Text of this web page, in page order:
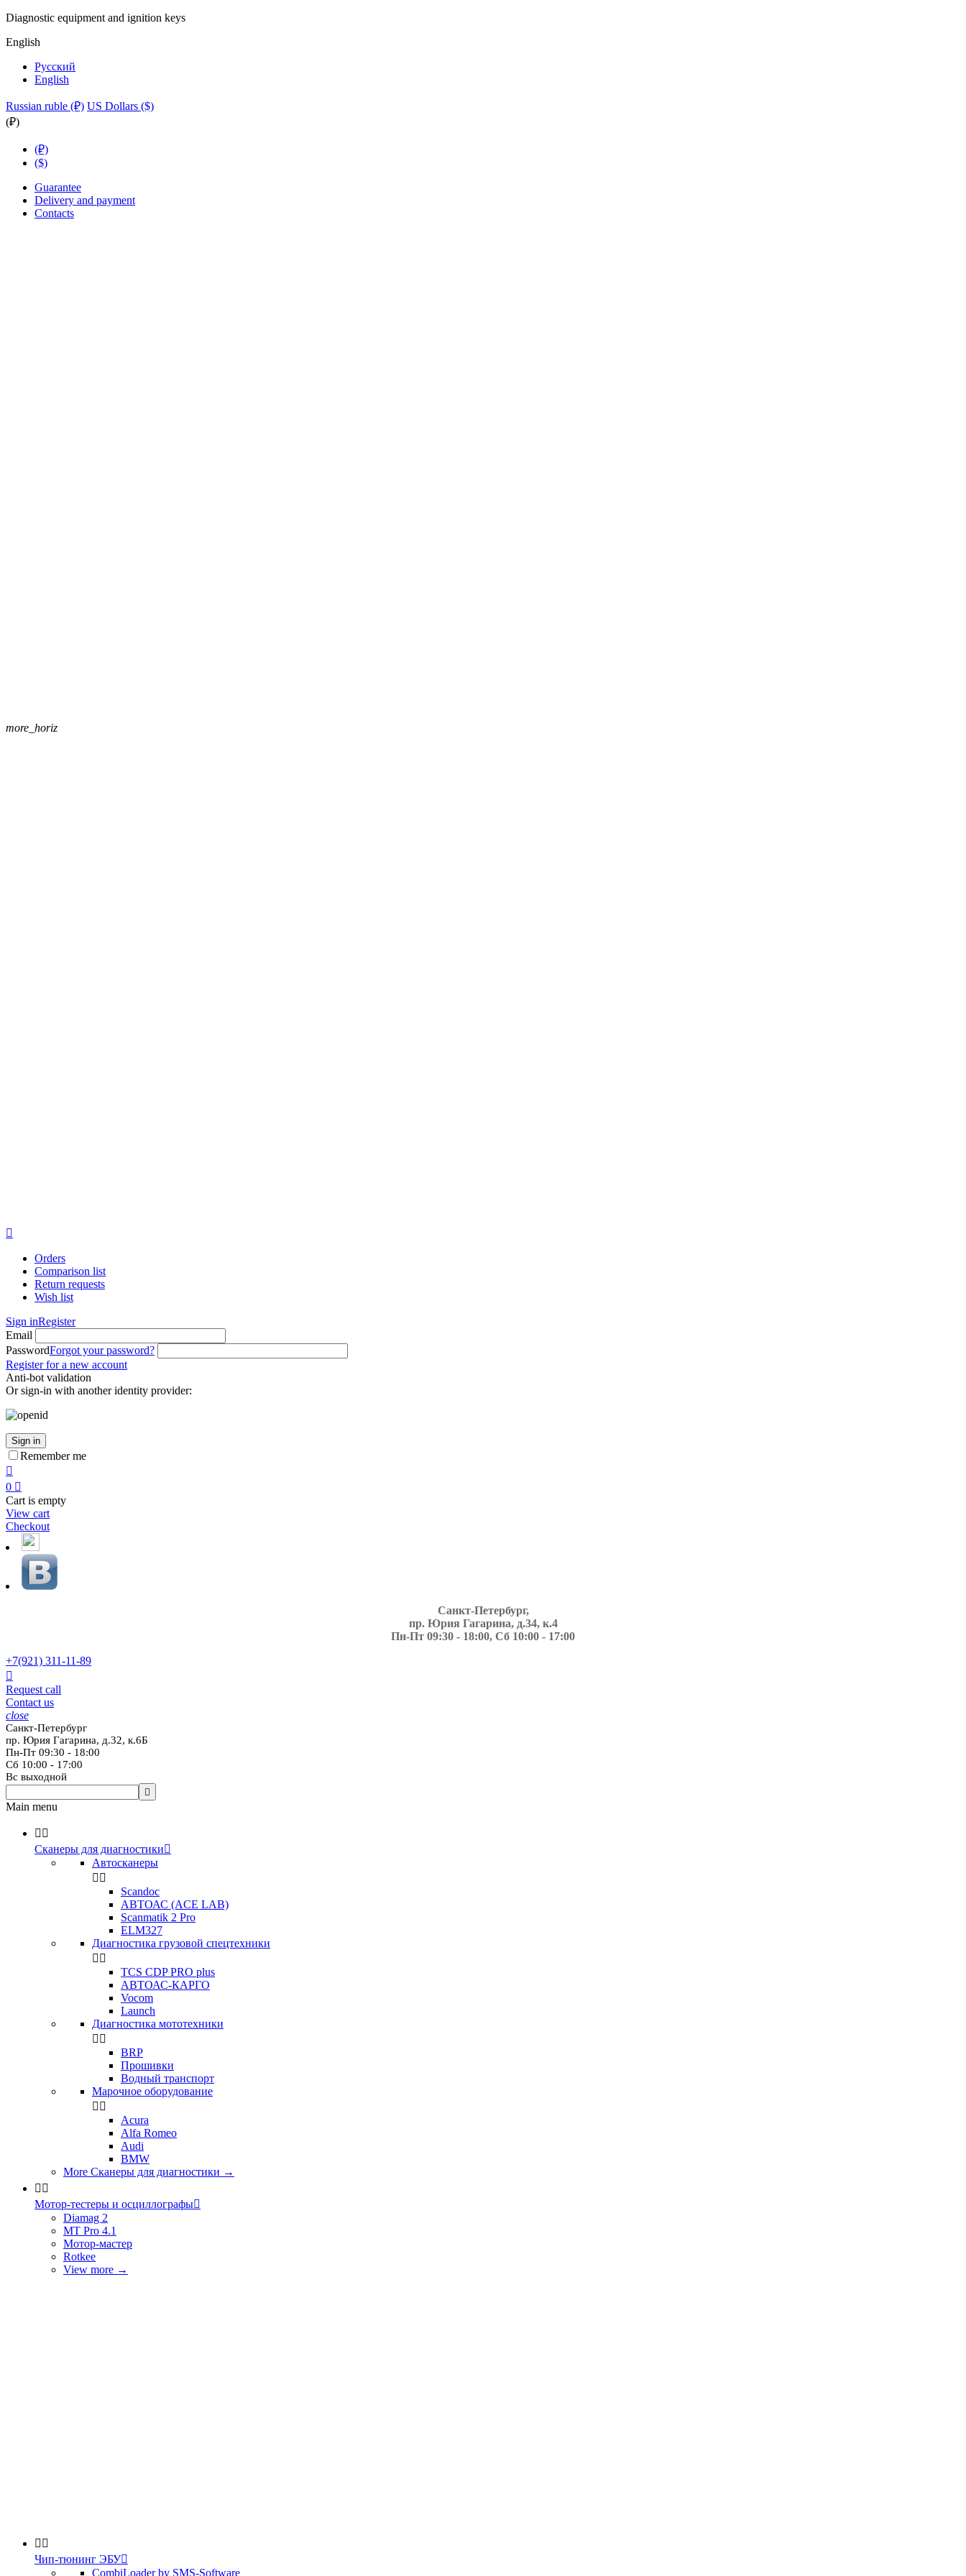
Diagnostic equipment and ignition keys
English
Русский
English
Russian ruble (₽) US Dollars ($)
(₽)
(₽)
($)
Guarantee
Delivery and payment
Contacts
more_horiz

Orders
Comparison list
Return requests
Wish list
Sign inRegister
Email
PasswordForgot your password?
Register for a new account
Anti-bot validation
Or sign-in with another identity provider:
Sign in
Remember me

0 
Cart is empty
View cart
Checkout
Санкт-Петербург,
пр. Юрия Гагарина, д.34, к.4
Пн-Пт 09:30 - 18:00, Сб 10:00 - 17:00
+7(921) 311-11-89

Request call
Contact us
close
Санкт-Петербург
пр. Юрия Гагарина, д.32, к.6Б
Пн-Пт 09:30 - 18:00
Сб 10:00 - 17:00
Вс выходной

Main menu
 
Сканеры для диагностики
Автосканеры
 
Scandoc
АВТОАС (ACE LAB)
Scanmatik 2 Pro
ELM327
Диагностика грузовой спецтехники
 
TCS CDP PRO plus
АВТОАС-КАРГО
Vocom
Launch
Диагностика мототехники
 
BRP
Прошивки
Водный транспорт
Марочное оборудование
 
Acura
Alfa Romeo
Audi
BMW
More Сканеры для диагностики →
 
Мотор-тестеры и осциллографы
Diamag 2
MT Pro 4.1
Мотор-мастер
Rotkee
View more →
 
Чип-тюнинг ЭБУ
CombiLoader by SMS-Software